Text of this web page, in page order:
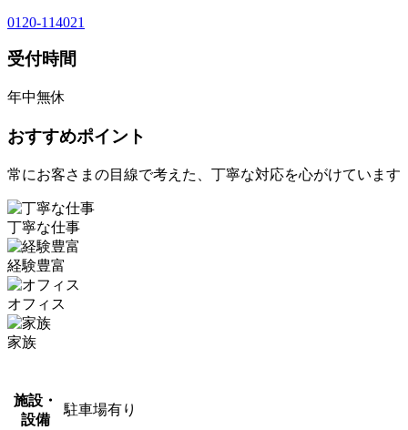
0120-114021
受付時間
年中無休
おすすめポイント
常にお客さまの目線で考えた、丁寧な対応を心がけています
丁寧な仕事
経験豊富
オフィス
家族
施設・
設備
駐車場有り